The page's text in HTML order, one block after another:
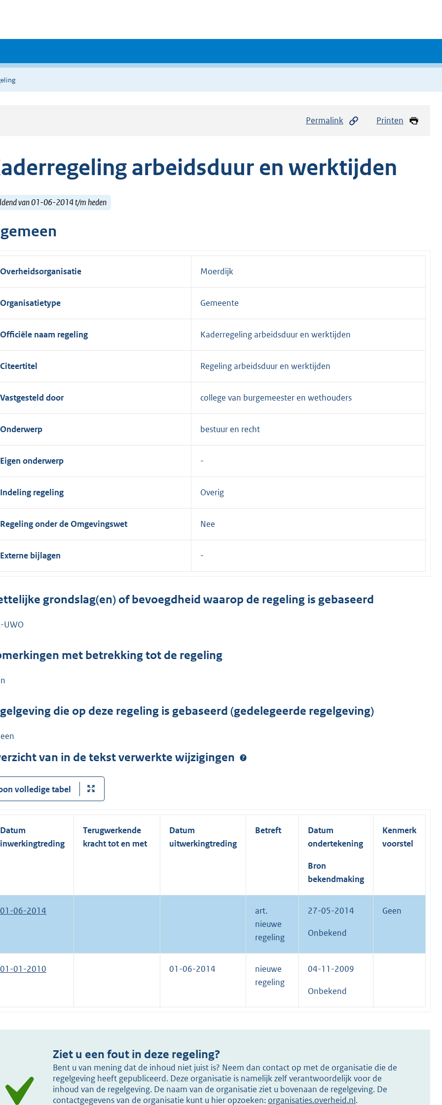
Permalink Printen
arbeidsduur en werktijden
van 01-06-2014 t/m heden
Overheidsorganisatie Moerdijk
Organisatietype Gemeente
Officiële naam regeling Kaderregeling arbeidsduur en werktijden
Citeertitel Regeling arbeidsduur en werktijden
Vastgesteld door college van burgemeester en wethouders
Onderwerp bestuur en recht
Eigen onderwerp
Indeling regeling Overig
Regeling onder de Omgevingswet Nee
Externe bijlagen
grondslag(en) of bevoegdheid waarop de regeling is gebaseerd
UWO
met betrekking tot de regeling
die op deze regeling is gebaseerd (gedelegeerde regelgeving)
van in de tekst verwerkte wijzigingen
volledige tabel
Datum
inwerkingtreding
Terugwerkende
kracht tot en met
Datum
uitwerkingtreding
Betreft
Datum
ondertekening
Bron
bekendmaking
Kenmerk
voorstel
01-06-2014
art.
nieuwe
regeling
27-05-2014
Onbekend
Geen
01-01-2010 01-06-2014
nieuwe
regeling
04-11-2009
Onbekend
Ziet u een fout in deze regeling?
Bent u van mening dat de inhoud niet juist is? Neem dan contact op met de organisatie die de
regelgeving heeft gepubliceerd. Deze organisatie is namelijk zelf verantwoordelijk voor de
inhoud van de regelgeving. De naam van de organisatie ziet u bovenaan de regelgeving. De
contactgegevens van de organisatie kunt u hier opzoeken: organisaties.overheid.nl.